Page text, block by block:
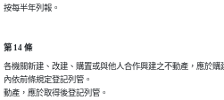
按每半年列報。
第 14 條
各機關新建、改建、購置或與他人合作興建之不動產，應於購
內依前條規定登記列管。
動產，應於取得後登記列管。